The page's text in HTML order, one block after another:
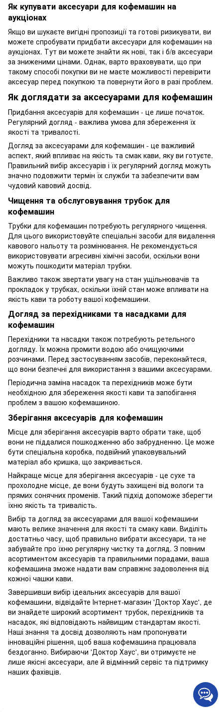
Як купувати аксесуари для кофемашин на
аукціонах
Якщо ви шукаєте вигідні пропозиції та готові ризикувати, ви
можете спробувати придбати аксесуари для кофемашин на
аукціонах. Тут ви можете знайти як нові, так і б/в аксесуари
за зниженими цінами. Однак, варто враховувати, що при
такому способі покупки ви не маєте можливості перевірити
аксесуар перед покупкою та повернути його в разі проблем.
Як доглядати за аксесуарами для кофемашин
Придбання аксесуарів для кофемашин - це лише початок.
Регулярний догляд - важлива умова для збереження їх
якості та тривалості.
Догляд за аксесуарами для кофемашин - це важливий
аспект, який впливає на якість та смак кави, яку ви готуєте.
Правильний вибір аксесуарів і їх регулярний догляд можуть
значно подовжити термін їх служби та забезпечити вам
чудовий кавовий досвід.
Чищення та обслуговування трубок для
кофемашин
Трубки для кофемашин потребують регулярного чищення.
Для цього використовуйте спеціальні засоби для видалення
кавового нальоту та розмінювання. Не рекомендується
використовувати агресивні хімічні засоби, оскільки вони
можуть пошкодити матеріал трубки.
Важливо також звертати увагу на стан ущільнювачів та
прокладок у трубках, оскільки їхній стан може впливати на
якість кави та роботу вашої кофемашини.
Догляд за перехідниками та насадками для
кофемашин
Перехідники та насадки також потребують ретельного
догляду. Їх можна промити водою або очищуючими
розчинами. Перед застосуванням засобів, переконайтеся,
що вони безпечні для використання з вашими аксесуарами.
Періодична заміна насадок та перехідників може бути
необхідною для збереження якості кави та запобігання
проблем з вашою кофемашиною.
Зберігання аксесуарів для кофемашин
Місце для зберігання аксесуарів варто обрати таке, щоб
вони не піддалися пошкодженню або забрудненню. Це може
бути спеціальна коробка, подвійний упаковувальний
матеріал або кришка, що закривається.
Найкраще місце для зберігання аксесуарів - це сухе та
прохолодне місце, де вони будуть захищені від вологи та
прямих сонячних променів. Такий підхід допоможе зберегти
їхню якість та тривалість.
Вибір та догляд за аксесуарами для вашої кофемашини
мають велике значення для якості та смаку кави. Виділіть
достатньо часу, щоб правильно вибрати аксесуари, та не
забувайте про їхню регулярну чистку та догляд. З повним
асортиментом аксесуарів та правильними порадами, ваша
кофемашина зможе надати вам справжнє задоволення від
кожної чашки кави.
Завершивши вибір ідеальних аксесуарів для вашої
кофемашини, відвідайте Інтернет-магазин 'Доктор Хаус', де
ви знайдете широкий асортимент трубок, перехідників та
насадок, які відповідають найвищим стандартам якості.
Наші знання та досвід дозволяють нам пропонувати
інноваційні рішення, щоб ваша кофемашина працювала
бездоганно. Вибираючи 'Доктор Хаус', ви отримуєте не
лише якісні аксесуари, але й відмінний сервіс та підтримку
наших фахівців.